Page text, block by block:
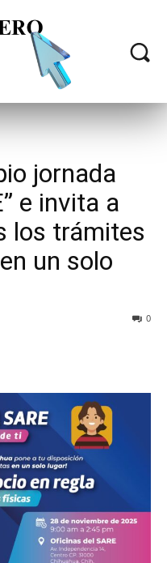
jornada
e invita a
los trámites
un solo
0